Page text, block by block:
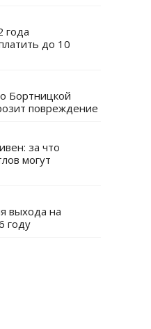
года
до 10
Бортницкой
повреждение
за что
могут
выхода на
году